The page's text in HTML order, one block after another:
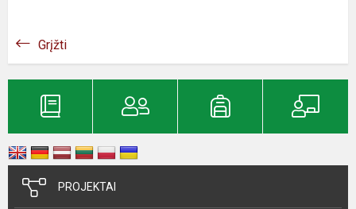
Grįžti
PROJEKTAI